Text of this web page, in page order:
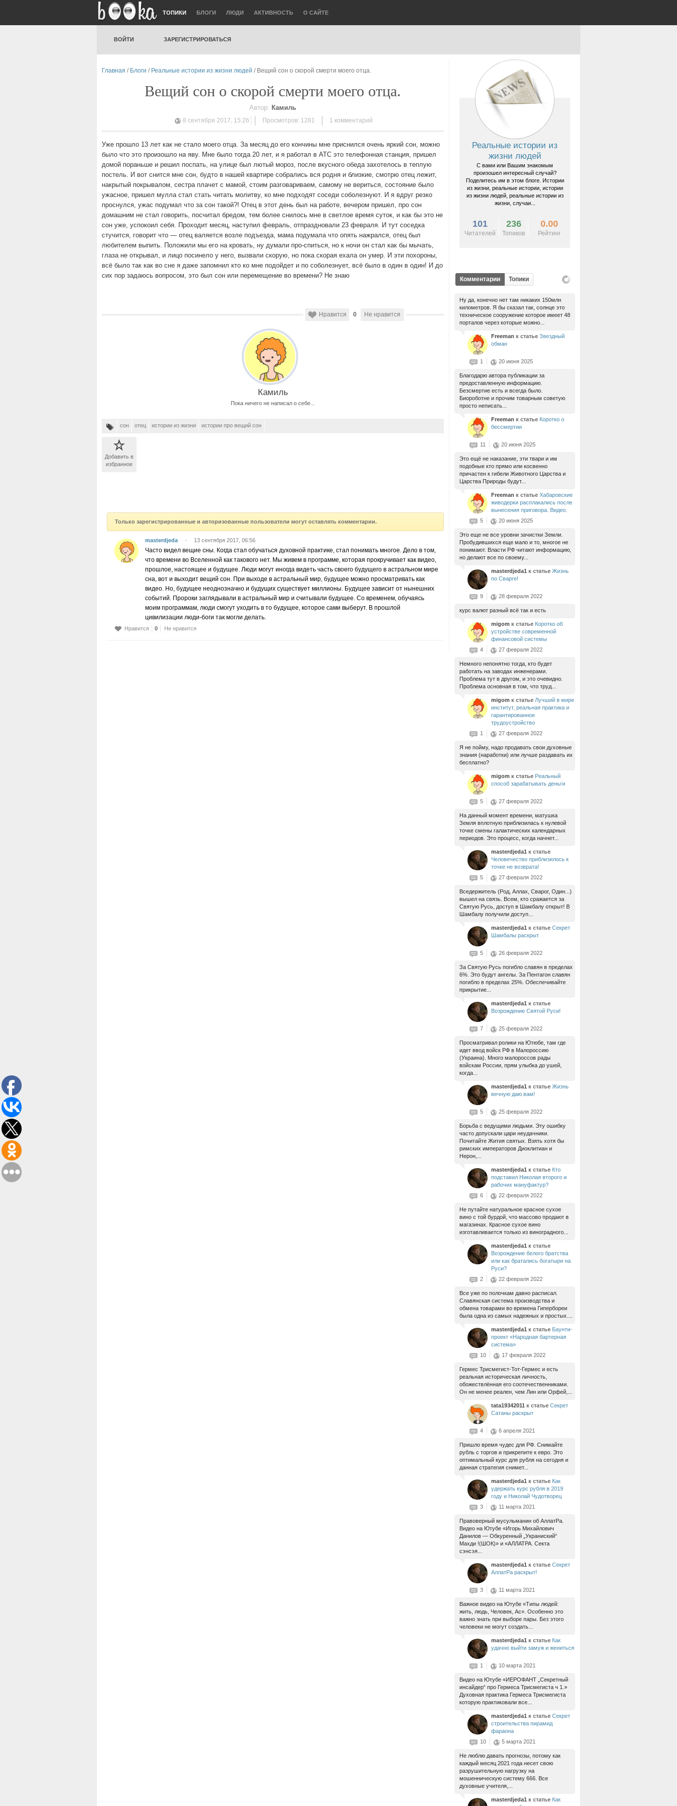
ТОПИКИ БЛОГИ ЛЮДИ АКТИВНОСТЬ О САЙТЕ
ВОЙТИ ЗАРЕГИСТРИРОВАТЬСЯ
Главная / Блоги / Реальные истории из жизни людей / Вещий сон о скорой смерти моего отца.
Вещий сон о скорой смерти моего отца.
Автор: Камиль
8 сентября 2017, 15:26 Просмотров: 1281 1 комментарий
Уже прошло 13 лет как не стало моего отца. За месяц до его кончины мне приснился очень яркий сон, можно
было что это произошло на яву. Мне было тогда 20 лет, и я работал в АТС это телефонная станция, пришел
домой пораньше и решил поспать, на улице был лютый мороз, после вкусного обеда захотелось в теплую
постель. И вот снится мне сон, будто в нашей квартире собрались вся родня и близкие, смотрю отец лежит,
накрытый покрывалом, сестра плачет с мамой, стоим разговариваем, самому не вериться, состояние было
ужасное, пришел мулла стал стать читать молитву, ко мне подходят соседи соболезнуют. И я вдруг резко
проснулся, ужас подумал что за сон такой?! Отец в этот день был на работе, вечером пришел, про сон
домашним не стал говорить, посчитал бредом, тем более снилось мне в светлое время суток, и как бы это не
сон уже, успокоил себя. Проходит месяц, наступил февраль, отпраздновали 23 февраля. И тут соседка
стучится, говорит что — отец валяется возле подъезда, мама подумала что опять нажрался, отец был
любителем выпить. Положили мы его на кровать, ну думали про-спиться, но к ночи он стал как бы мычать,
глаза не открывал, и лицо посинело у него, вызвали скорую, но пока скорая ехала он умер. И эти похороны,
всё было так как во сне я даже запомнил кто ко мне подойдет и по соболезнует, всё было в один в один! И до
сих пор задаюсь вопросом, это был сон или перемещение во времени? Не знаю
Нравится 0 Не нравится
Камиль
Пока ничего не написал о себе...
сон отец истории из жизни истории про вещий сон
Добавить в
избранное
Только зарегистрированные и авторизованные пользователи могут оставлять комментарии.
masterdjeda • 13 сентября 2017, 06:56
Часто видел вещие сны. Когда стал обучаться духовной практике, стал понимать многое. Дело в том,
что времени во Вселенной как такового нет. Мы живем в программе, которая прокручивает как видео,
прошлое, настоящее и будущее. Люди могут иногда видеть часть своего будущего в астральном мире
сна, вот и выходит вещий сон. При выходе в астральный мир, будущее можно просматривать как
видео. Но, будущее неоднозначно и будущих существует миллионы. Будущее зависит от нынешних
событий. Пророки заглядывали в астральный мир и считывали будущее. Со временем, обучаясь
моим программам, люди смогут уходить в то будущее, которое сами выберут. В прошлой
цивилизации люди-боги так могли делать.
Нравится 0 Не нравится
Реальные истории из
жизни людей
С вами или Вашим знакомым
произошел интересный случай?
Поделитесь им в этом блоге. Истории
из жизни, реальные истории, истории
из жизни людей, реальные истории из
жизни, случаи...
101
Читателей
236
Топиков
0.00
Рейтинг
Комментарии Топики
Ну да, конечно нет там никаких 150млн
километров. Я бы сказал так, солнце это
техническое сооружение которое имеет 48
порталов через которые можно...
Freeman к статье Звездный
обман
1 20 июня 2025
Благодарю автора публикации за
предоставленную информацию.
Безсмертие есть и всегда было.
Биороботне и прочим товарным советую
просто неписать...
Freeman к статье Коротко о
бессмертии
11 20 июня 2025
Это ещё не наказание, эти твари и им
подобные кто прямо или косвенно
причастен к гибели Животного Царства и
Царства Природы будут...
Freeman к статье Хабаровские
живодерки расплакались после
вынесения приговора. Видео.
5
20 июня 2025
Это еще не все уровни зачистки Земли.
Пробудившихся еще мало и то, многое не
понимают. Власти РФ читают информацию,
но делают все по своему...
masterdjeda1 к статье Жизнь
по Сварге!
9 28 февраля 2022
курс валют разный всё так и есть
migom к статье Коротко об
устройстве современной
финансовой системы
4
27 февраля 2022
Немного непонятно тогда, кто будет
работать на заводах инженерами.
Проблема тут в другом, и это очевидно.
Проблема основная в том, что труд...
migom к статье Лучший в мире
институт, реальная практика и
гарантированное
трудоустройство
1
27 февраля 2022
Я не пойму, надо продавать свои духовные
знания (наработки) или лучше раздавать их
бесплатно?
migom к статье Реальный
способ зарабатывать деньги
5 27 февраля 2022
На данный момент времени, матушка
Земля вплотную приблизилась к нулевой
точке смены галактических календарных
периодов. Это процесс, когда начнет...
masterdjeda1 к статье
Человечество приблизилось к
точке не возврата!
5
27 февраля 2022
Вседержитель (Род, Аллах, Сварог, Один...)
вышел на связь. Всем, кто сражается за
Святую Русь, доступ в Шамбалу открыт! В
Шамбалу получили доступ...
masterdjeda1 к статье Секрет
Шамбалы раскрыт
5 26 февраля 2022
За Святую Русь погибло славян в пределах
6%. Это будут ангелы. За Пентагон славян
погибло в пределах 25%. Обеспечивайте
прикрытие...
masterdjeda1 к статье
Возрождение Святой Руси!
7 25 февраля 2022
Просматривал ролики на Ютюбе, там где
идет ввод войск РФ в Малороссию
(Украина). Много малороссов рады
войскам России, прям улыбка до ушей,
когда...
masterdjeda1 к статье Жизнь
вечную даю вам!
5 25 февраля 2022
Борьба с ведущими людьми. Эту ошибку
часто допускали цари неудачники.
Почитайте Жития святых. Взять хотя бы
римских императоров Диоклитиан и
Нерон,...
masterdjeda1 к статье Кто
подставил Николая второго и
рабочих мануфактур?
6
22 февраля 2022
Не путайте натуральное красное сухое
вино с той бурдой, что массово продают в
магазинах. Красное сухое вино
изготавливается только из виноградного...
masterdjeda1 к статье
Возрождение белого братства
или как братались богатыри на
Руси?
2
22 февраля 2022
Все уже по полочкам давно расписал.
Славянская система производства и
обмена товарами во времена Гипербореи
была одна из самых надежных и простых....
masterdjeda1 к статье Баунти-
проект «Народная бартерная
система»
10
17 февраля 2022
Гермес Трисмегист-Тот-Гермес и есть
реальная историческая личность,
обожествлённая его соотечественниками.
Он не менее реален, чем Лин или Орфей,...
tata19342011 к статье Секрет
Сатаны раскрыт
4 6 апреля 2021
Пришло время чудес для РФ. Снимайте
рубль с торгов и прикрепите к евро. Это
оптимальный курс для рубля на сегодня и
данная стратегия снимет...
masterdjeda1 к статье Как
удержать курс рубля в 2019
году и Николай Чудотворец
3
11 марта 2021
Правоверный мусульманин об АллатРа.
Видео на Ютубе «Игорь Михайлович
Данилов — Обкуренный „Украниский“
Махди !(ШОК)» и «АЛЛАТРА. Секта
сэнсэя...
masterdjeda1 к статье Секрет
АллатРа раскрыт!
3 11 марта 2021
Важное видео на Ютубе «Типы людей:
жить, людь, Человек, Ас». Особенно это
важно знать при выборе пары. Без этого
человеки не могут создать...
masterdjeda1 к статье Как
удачно выйти замуж и жениться
1 10 марта 2021
Видео на Ютубе «ИЕРОФАНТ „Секретный
инсайдер“ про Гермеса Трисмегиста ч 1.»
Духовная практика Гермеса Трисмегиста
которую практиковали все...
masterdjeda1 к статье Секрет
строительства пирамид
фараона
10
5 марта 2021
Не люблю давать прогнозы, потому как
каждый месяц 2021 года несет свою
разрушительную нагрузку на
мошенническую систему 666. Все
духовные учителя,...
masterdjeda1 к статье Как